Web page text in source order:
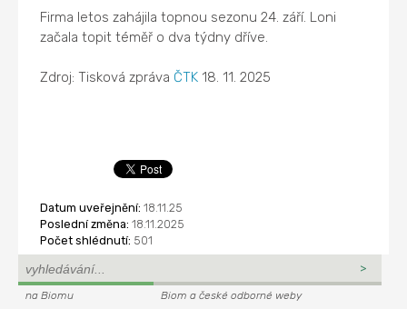
Firma letos zahájila topnou sezonu 24. září. Loni
začala topit téměř o dva týdny dříve.
Zdroj: Tisková zpráva ČTK 18. 11. 2025
Datum uveřejnění: 18.11.25
Poslední změna: 18.11.2025
Počet shlédnutí: 501
na Biomu Biom a české odborné weby